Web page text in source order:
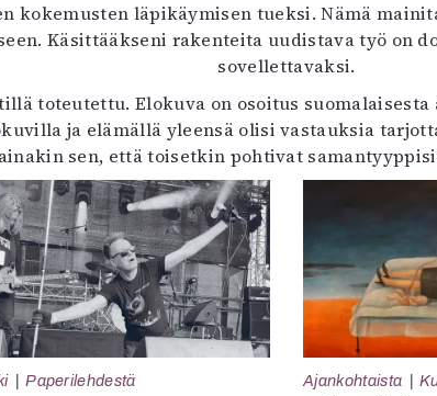
kokemusten läpikäymisen tueksi. Nämä
Käsittääkseni rakenteita uudistava työ
sovellettavaksi.
toteutettu. Elokuva on osoitus
ja elämällä yleensä olisi vastauksia
sen, että toisetkin pohtivat
Paperilehdestä Ajankohtaista